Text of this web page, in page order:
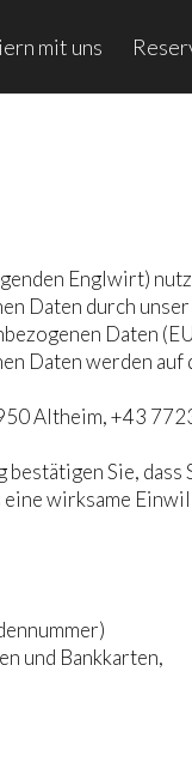
mit uns
Englwirt)
Daten durch
Daten
Daten werden auf
Altheim, +43
Sie, dass
eine wirksame
und Bankkarten,